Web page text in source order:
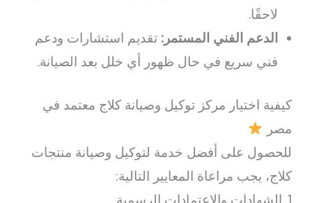
لاحقًا.
الدعم الفني المستمر: تقديم استشارات ودعم
فني سريع في حال ظهور أي خلل بعد الصيانة.
كيفية اختيار مركز توكيل وصيانة كلاج معتمد في
مصر
للحصول على أفضل خدمة لتوكيل وصيانة منتجات
كلاج، يجب مراعاة المعايير التالية: